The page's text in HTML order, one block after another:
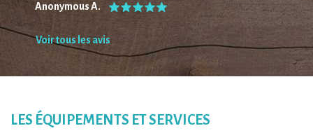
Anonymous A.
Voir tous les avis
LES ÉQUIPEMENTS ET SERVICES